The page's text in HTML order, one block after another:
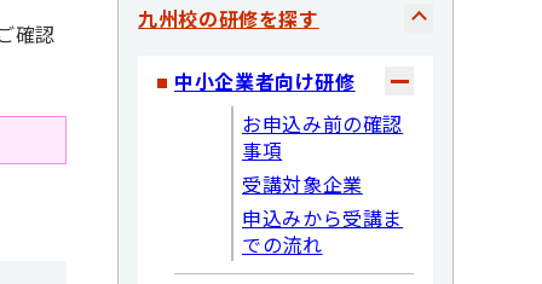
確認
九州校の研修を探す
中小企業者向け研修
お申込み前の確認
事項
受講対象企業
申込みから受講ま
での流れ